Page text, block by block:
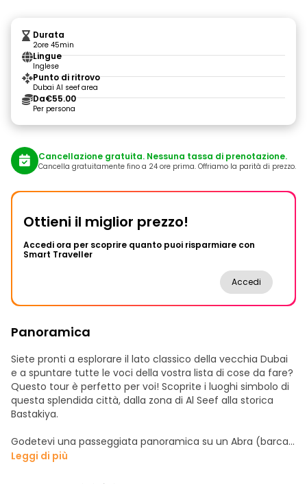
Durata
2ore 45min
Lingue
Inglese
Punto di ritrovo
Dubai Al seef area
Da€55.00
Per persona
Cancellazione gratuita. Nessuna tassa di prenotazione.
Cancella gratuitamente fino a 24 ore prima. Offriamo la parità di prezzo.
Ottieni il miglior prezzo!
Accedi ora per scoprire quanto puoi risparmiare con
Smart Traveller
Accedi
Panoramica
Siete pronti a esplorare il lato classico della vecchia Dubai
e a spuntare tutte le voci della vostra lista di cose da fare?
Questo tour è perfetto per voi! Scoprite i luoghi simbolo di
questa splendida città, dalla zona di Al Seef alla storica
Bastakiya.
Godetevi una passeggiata panoramica su un Abra (barca
d'acqua) fino ai vivaci Souk delle Spezie e dell'Oro. Non
Leggi di più